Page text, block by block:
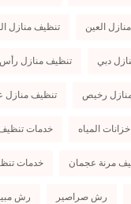
العين تنظيف منازل
دبي تنظيف منازل رأس
رخيص تنظيف منازل
المياه خدمات
مرنة عجمان خدمات
رش صراصير رش